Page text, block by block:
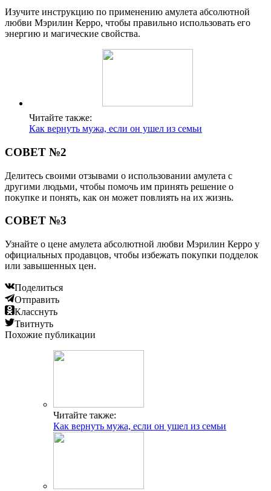
Изучите инструкцию по применению амулета абсолютной
любви Мэрилин Керро, чтобы правильно использовать его
энергию и магические свойства.
Читайте также:
Как вернуть мужа, если он ушел из семьи
СОВЕТ №2
Делитесь своими отзывами о использовании амулета с
другими людьми, чтобы помочь им принять решение о
покупке и понять, как он может повлиять на их жизнь.
СОВЕТ №3
Узнайте о цене амулета абсолютной любви Мэрилин Керро у
официальных продавцов, чтобы избежать покупки подделок
или завышенных цен.
Поделиться
Отправить
Класснуть
Твитнуть
Похожие публикации
Читайте также:
Как вернуть мужа, если он ушел из семьи